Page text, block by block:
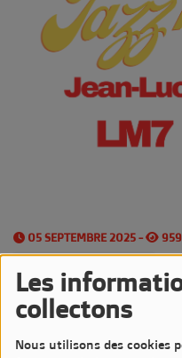
Les
collectons
Nous utilisons des cookies
05 SEPTEMBRE 2025 -
Écouter le podcast
LesVendredis
avec